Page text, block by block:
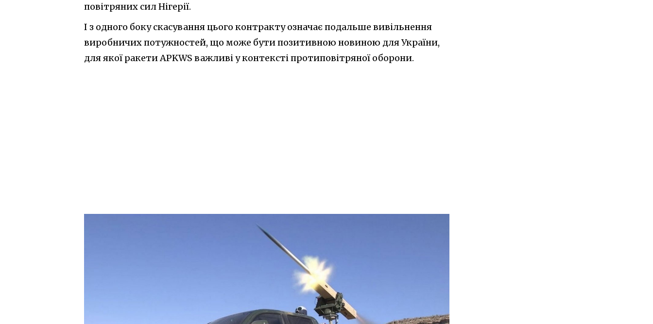
повітряних сил Нігерії.
І з одного боку скасування цього контракту означає подальше вивільнення
виробничих потужностей, що може бути позитивною новиною для України,
для якої ракети APKWS важливі у контексті протиповітряної оборони.